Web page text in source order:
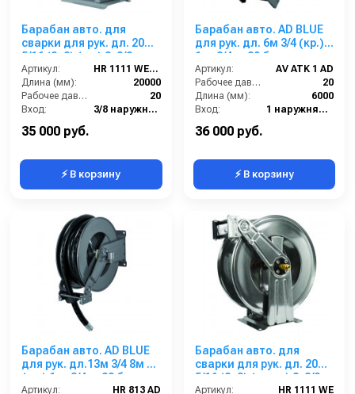
Барабан авто. для
сварки для рук. дл. 20м
5/16 (8+8) (кр.) 2x3/8ш.
2x3/8г. 20 бар
Артикул:
HR 1111 WE FE
Длина (мм):
20000
Рабочее давление (бар):
20
Вход:
3/8 наружняя резьба
35 000 руб.
⚡ В корзину
Барабан авто. AD BLUE
для рук. дл. 6м 3/4 (кр.)
1ш. 3/4ш. 20 бар
Артикул:
AV ATK 1 AD
Рабочее давление (бар):
20
Длина (мм):
6000
Вход:
1 наружняя резьба
36 000 руб.
⚡ В корзину
Барабан авто. AD BLUE
для рук. дл.13м 3/4 8м 1
(кр.) 1ш. 3/4ш. 20 бар
Артикул: HR 813 AD
Барабан авто. для
сварки для рук. дл. 20м
5/16 (8+8) (нерж.) 2x3/8ш.
2x3/8г. 20 бар
Артикул: HR 1111 WE